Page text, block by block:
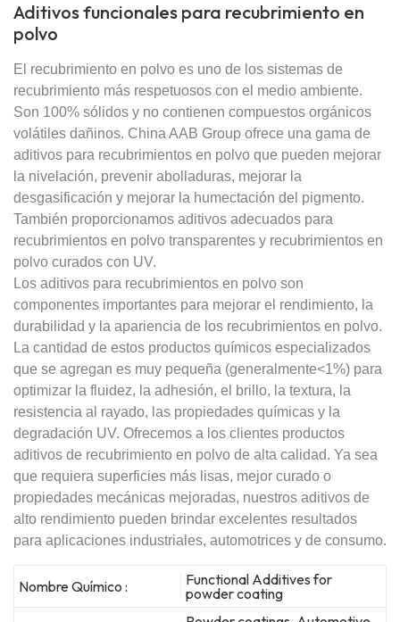
Aditivos funcionales para recubrimiento en
polvo
El recubrimiento en polvo es uno de los sistemas de
recubrimiento más respetuosos con el medio ambiente.
Son 100% sólidos y no contienen compuestos orgánicos
volátiles dañinos. China AAB Group ofrece una gama de
aditivos para recubrimientos en polvo que pueden mejorar
la nivelación, prevenir abolladuras, mejorar la
desgasificación y mejorar la humectación del pigmento.
También proporcionamos aditivos adecuados para
recubrimientos en polvo transparentes y recubrimientos en
polvo curados con UV.
Los aditivos para recubrimientos en polvo son
componentes importantes para mejorar el rendimiento, la
durabilidad y la apariencia de los recubrimientos en polvo.
La cantidad de estos productos químicos especializados
que se agregan es muy pequeña (generalmente<1%) para
optimizar la fluidez, la adhesión, el brillo, la textura, la
resistencia al rayado, las propiedades químicas y la
degradación UV. Ofrecemos a los clientes productos
aditivos de recubrimiento en polvo de alta calidad. Ya sea
que requiera superficies más lisas, mejor curado o
propiedades mecánicas mejoradas, nuestros aditivos de
alto rendimiento pueden brindar excelentes resultados
para aplicaciones industriales, automotrices y de consumo.
Nombre Químico :
Functional Additives for
powder coating